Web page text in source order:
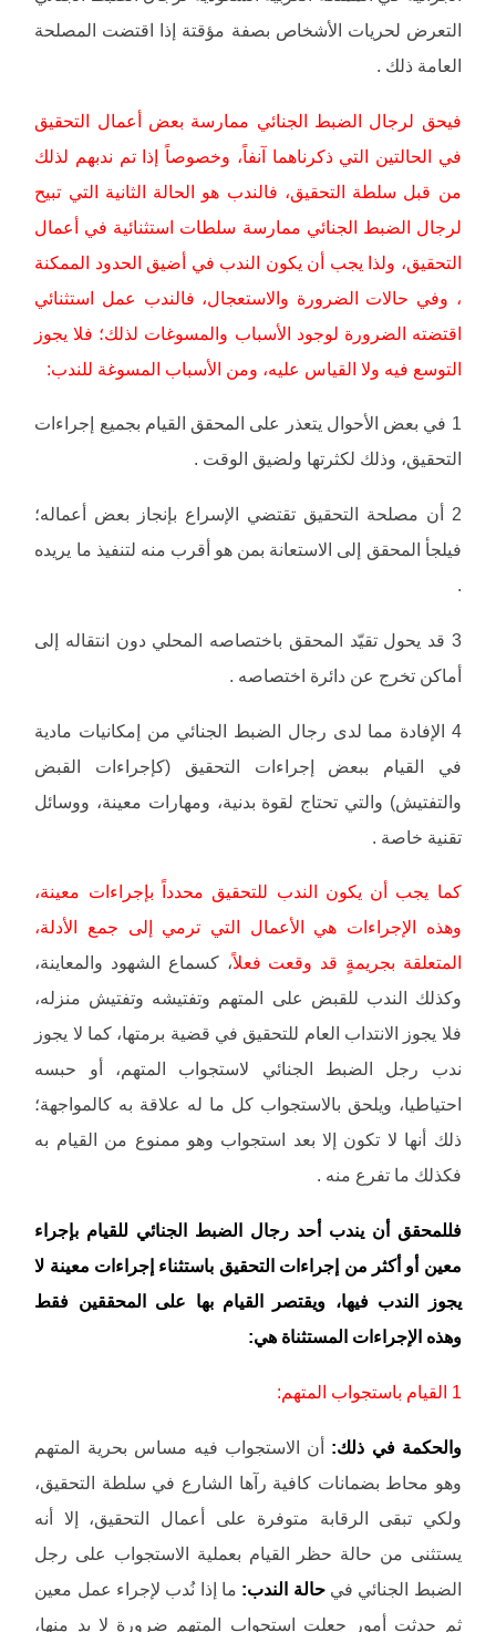
التعرض لحريات الأشخاص بصفة مؤقتة إذا اقتضت المصلحة
العامة ذلك .
فيحق لرجال الضبط الجنائي ممارسة بعض أعمال التحقيق
في الحالتين التي ذكرناهما آنفاً، وخصوصاً إذا تم ندبهم لذلك
من قبل سلطة التحقيق، فالندب هو الحالة الثانية التي تبيح
لرجال الضبط الجنائي ممارسة سلطات استثنائية في أعمال
التحقيق، ولذا يجب أن يكون الندب في أضيق الحدود الممكنة
، وفي حالات الضرورة والاستعجال، فالندب عمل استثنائي
اقتضته الضرورة لوجود الأسباب والمسوغات لذلك؛ فلا يجوز
التوسع فيه ولا القياس عليه، ومن الأسباب المسوغة للندب:
1 في بعض الأحوال يتعذر على المحقق القيام بجميع إجراءات
التحقيق، وذلك لكثرتها ولضيق الوقت .
2 أن مصلحة التحقيق تقتضي الإسراع بإنجاز بعض أعماله؛
فيلجأ المحقق إلى الاستعانة بمن هو أقرب منه لتنفيذ ما يريده
.
3 قد يحول تقيّد المحقق باختصاصه المحلي دون انتقاله إلى
أماكن تخرج عن دائرة اختصاصه .
4 الإفادة مما لدى رجال الضبط الجنائي من إمكانيات مادية
في القيام ببعض إجراءات التحقيق (كإجراءات القبض
والتفتيش) والتي تحتاج لقوة بدنية، ومهارات معينة، ووسائل
تقنية خاصة .
كما يجب أن يكون الندب للتحقيق محدداً بإجراءات معينة،
وهذه الإجراءات هي الأعمال التي ترمي إلى جمع الأدلة،
المتعلقة بجريمةٍ قد وقعت فعلاً، كسماع الشهود والمعاينة،
وكذلك الندب للقبض على المتهم وتفتيشه وتفتيش منزله،
فلا يجوز الانتداب العام للتحقيق في قضية برمتها، كما لا يجوز
ندب رجل الضبط الجنائي لاستجواب المتهم، أو حبسه
احتياطيا، ويلحق بالاستجواب كل ما له علاقة به كالمواجهة؛
ذلك أنها لا تكون إلا بعد استجواب وهو ممنوع من القيام به
فكذلك ما تفرع منه .
فللمحقق أن يندب أحد رجال الضبط الجنائي للقيام بإجراء
معين أو أكثر من إجراءات التحقيق باستثناء إجراءات معينة لا
يجوز الندب فيها، ويقتصر القيام بها على المحققين فقط
وهذه الإجراءات المستثناة هي:
1 القيام باستجواب المتهم:
والحكمة في ذلك: أن الاستجواب فيه مساس بحرية المتهم
وهو محاط بضمانات كافية رآها الشارع في سلطة التحقيق،
ولكي تبقى الرقابة متوفرة على أعمال التحقيق، إلا أنه
يستثنى من حالة حظر القيام بعملية الاستجواب على رجل
الضبط الجنائي فيحالة الندب: ما إذا نُدب لإجراء عمل معين
ثم حدثت أمور جعلت استجواب المتهم ضرورة لا بد منها،